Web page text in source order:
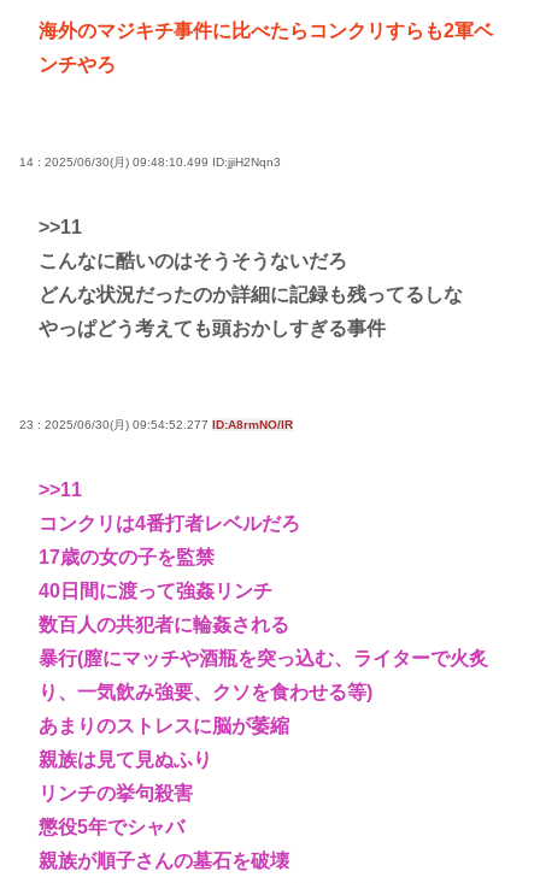
海外のマジキチ事件に比べたらコンクリすらも2軍ベ
ンチやろ
14 : 2025/06/30(月) 09:48:10.499 ID:jjiH2Nqn3
>>11
こんなに酷いのはそうそうないだろ
どんな状況だったのか詳細に記録も残ってるしな
やっぱどう考えても頭おかしすぎる事件
23 : 2025/06/30(月) 09:54:52.277 ID:A8rmNO/lR
>>11
コンクリは4番打者レベルだろ
17歳の女の子を監禁
40日間に渡って強姦リンチ
数百人の共犯者に輪姦される
暴行(膣にマッチや酒瓶を突っ込む、ライターで火炙
り、一気飲み強要、クソを食わせる等)
あまりのストレスに脳が萎縮
親族は見て見ぬふり
リンチの挙句殺害
懲役5年でシャバ
親族が順子さんの墓石を破壊